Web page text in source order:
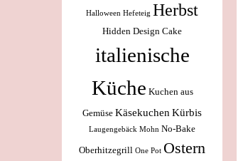
Halloween Hefeteig Herbst
Hidden Design Cake
italienische
Küche Kuchen aus
Gemüse Käsekuchen Kürbis
Laugengebäck Mohn No-Bake
Oberhitzegrill One Pot Ostern